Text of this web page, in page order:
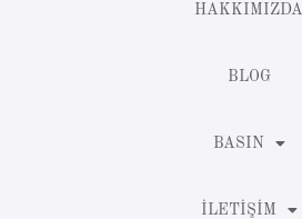
HAKKIMIZDA
BLOG
BASIN
İLETIŞIM